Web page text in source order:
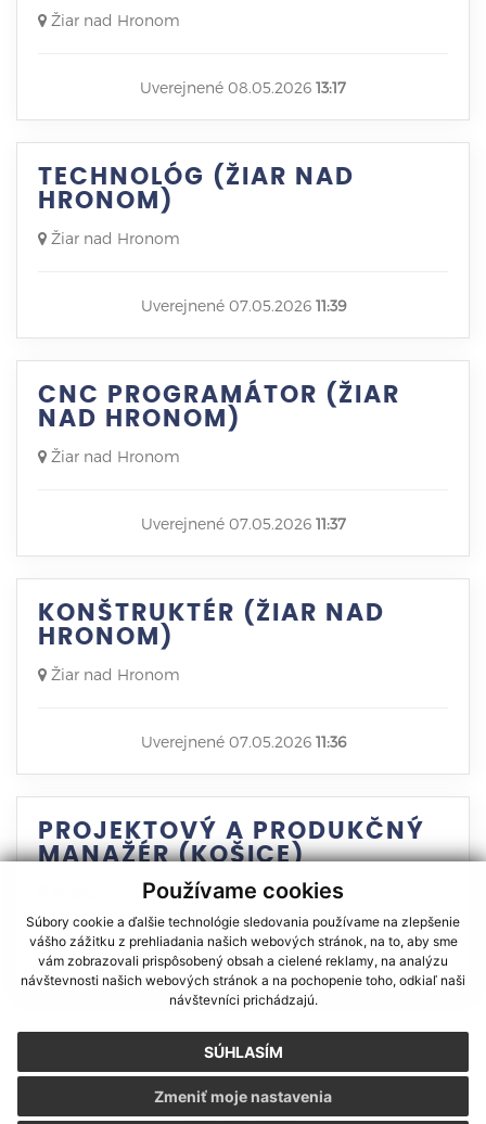
Používame cookies
Súbory cookie a ďalšie technológie sledovania používame na zlepšenie
vášho zážitku z prehliadania našich webových stránok, na to, aby sme
vám zobrazovali prispôsobený obsah a cielené reklamy, na analýzu
návštevnosti našich webových stránok a na pochopenie toho, odkiaľ naši
návštevníci prichádzajú.
SÚHLASÍM
Zmeniť moje nastavenia
Žiar nad Hronom
Uverejnené 08.05.2026 13:17
TECHNOLÓG (ŽIAR NAD
HRONOM)
Žiar nad Hronom
Uverejnené 07.05.2026 11:39
CNC PROGRAMÁTOR (ŽIAR
NAD HRONOM)
Žiar nad Hronom
Uverejnené 07.05.2026 11:37
KONŠTRUKTÉR (ŽIAR NAD
HRONOM)
Žiar nad Hronom
Uverejnené 07.05.2026 11:36
PROJEKTOVÝ A PRODUKČNÝ
MANAŽÉR (KOŠICE)
Uverejnené 04.05.202610:15
8 9 10 11 12 13
HĽADÁTE SI PRÁCU? STE ZAMESTNÁVATEĽ